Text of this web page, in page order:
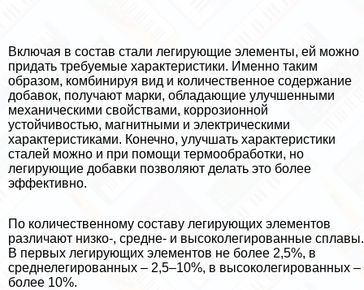
Включая в состав стали легирующие элементы, ей можно
придать требуемые хаpaктеристики. Именно таким
образом, комбинируя вид и количественное содержание
добавок, получают марки, обладающие улучшенными
механическими свойствами, коррозионной
устойчивостью, магнитными и электрическими
хаpaктеристиками. Конечно, улучшать хаpaктеристики
сталей можно и при помощи термообработки, но
легирующие добавки позволяют делать это более
эффективно.
По количественному составу легирующих элементов
различают низко-, средне- и высоколегированные сплавы.
В первых легирующих элементов не более 2,5%, в
среднелегированных – 2,5–10%, в высоколегированных –
более 10%.